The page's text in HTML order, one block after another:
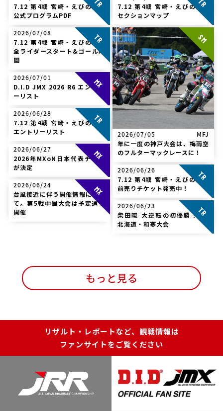
7.12 第4戦 宮崎・えびの大会
公式プログラムPDF
TR
7.12 第4戦 宮崎・えびの大会
セクションマップ
TR
7.12 第4戦 宮崎・えびの大会
全ライダースタート&ゴール時
間
2026/07/08 TRJ
TR
年に一度の神戸大会は、梅雨空
のフルターマックレースに！
2026/07/05 MFJ
SM
D.I.D JMX 2026 R6 エントリ
ーリスト
2026/07/01 JMX
MX
7.12 第4戦 宮崎・えびの大会
エントリーリスト
2026/06/28 TRJ
TR
2026年MXoN日本代表チーム
が決定
2026/06/27 JMX
MX
7.12 第4戦 宮崎・えびの大会
前売りチケット発売中！
2026/06/26 TRJ
TR
台風接近に伴う開催情報につい
て。第5戦中国大会は予定通り
開催
2026/06/24 JMX
MX
柴田暁 大逆転の初優勝！ R3
北海道・和寒大会
2026/06/23 TRJ
TR
もっと見る
リザルト・レポートなど、観戦情報は
ファンサイトをご覧ください